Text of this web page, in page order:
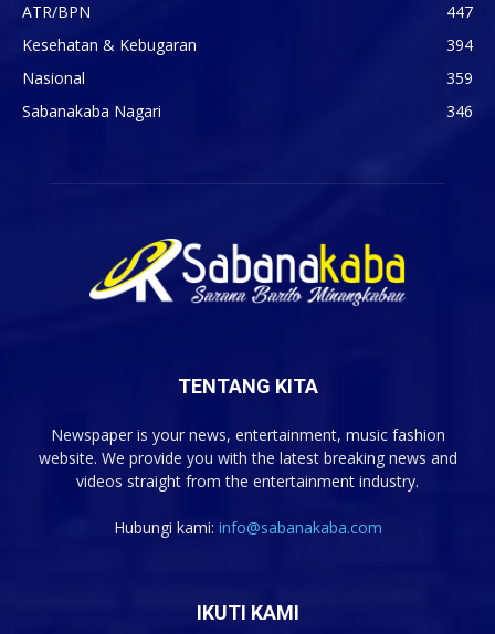
ATR/BPN
447
Kesehatan & Kebugaran
394
Nasional
359
Sabanakaba Nagari
346
TENTANG KITA
Newspaper is your news, entertainment, music fashion
website. We provide you with the latest breaking news and
videos straight from the entertainment industry.
Hubungi kami: info@sabanakaba.com
IKUTI KAMI